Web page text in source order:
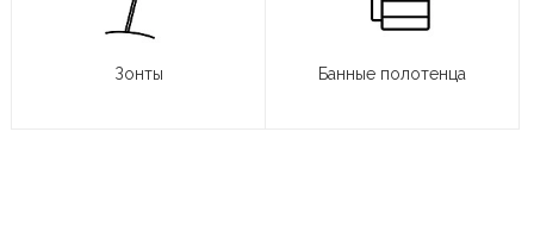
Зонты Банные полотенца